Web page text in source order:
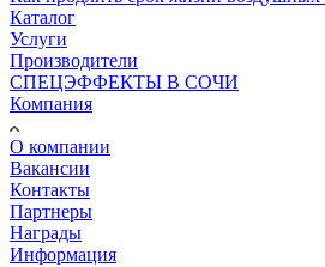
Каталог
Услуги
Производители
СПЕЦЭФФЕКТЫ В СОЧИ
Компания
О компании
Вакансии
Контакты
Партнеры
Награды
Информация